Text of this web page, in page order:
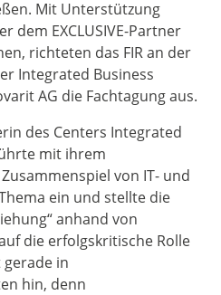
Mit Unterstützung
dem EXCLUSIVE-Partner
richteten das FIR an der
Integrated Business
AG die Fachtagung aus.
des Centers Integrated
mit ihrem
von IT- und
ein und stellte die
anhand von
die erfolgskritische Rolle
in
hin, denn